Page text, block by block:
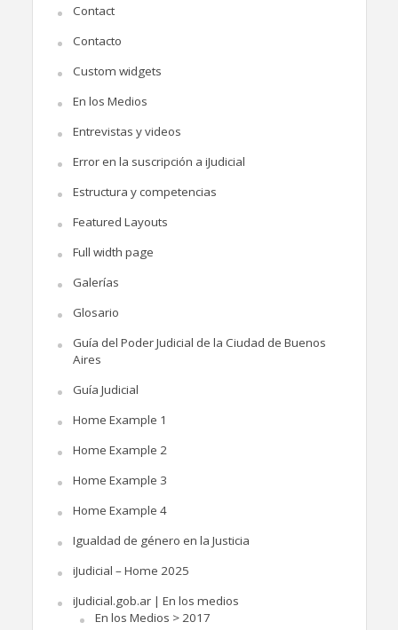
Contact
Contacto
Custom widgets
En los Medios
Entrevistas y videos
Error en la suscripción a iJudicial
Estructura y competencias
Featured Layouts
Full width page
Galerías
Glosario
Guía del Poder Judicial de la Ciudad de Buenos
Aires
Guía Judicial
Home Example 1
Home Example 2
Home Example 3
Home Example 4
Igualdad de género en la Justicia
iJudicial – Home 2025
iJudicial.gob.ar | En los medios
En los Medios > 2017